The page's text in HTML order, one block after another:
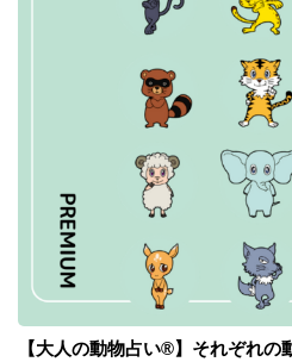
【大人の動物占い®】それぞれ